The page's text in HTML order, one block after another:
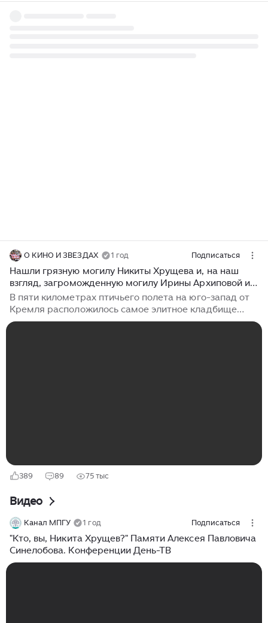
О КИНО И ЗВЕЗДАХ 1 год Подписаться
Нашли грязную могилу Никиты Хрущева и, на наш
взгляд, загроможденную могилу Ирины Архиповой и
Владислава Пьявко на Новодевичьем кладбище.
В пяти километрах птичьего полета на юго-запад от
Кремля расположилось самое элитное кладбище
Москвы. Наверное, вы уже поняли, что речь идет о
389 89 75 тыс
Видео
Канал МПГУ 1 год Подписаться
"Кто, вы, Никита Хрущев?" Памяти Алексея Павловича
Синелобова. Конференции День-ТВ